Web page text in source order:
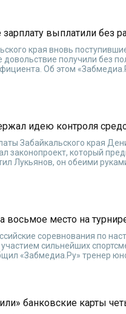
зарплату выплатили без
края вновь
получили без
Об этом
идею контроля
Забайкальского края
законопроект, который
Лукьянов, он обеими
восьмое место на
соревнования по
сильнейших
«Забмедиа.Ру» тренер
банковские карты